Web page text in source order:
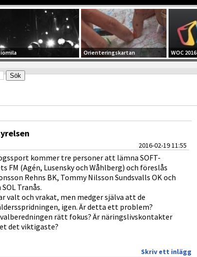
Orienteringskartan WOC 2016
2016-02-19 11:55
kommer tre personer att lämna SOFT-
FM (Agén, Lusensky och Wåhlberg) och föreslås
Rehns BK, Tommy Nilsson Sundsvalls OK och
Tranås.
valt och vrakat, men medger själva att de
igen. Är detta ett problem?
rätt fokus? Är näringslivskontakter
det viktigaste?
Skriv ett inlägg